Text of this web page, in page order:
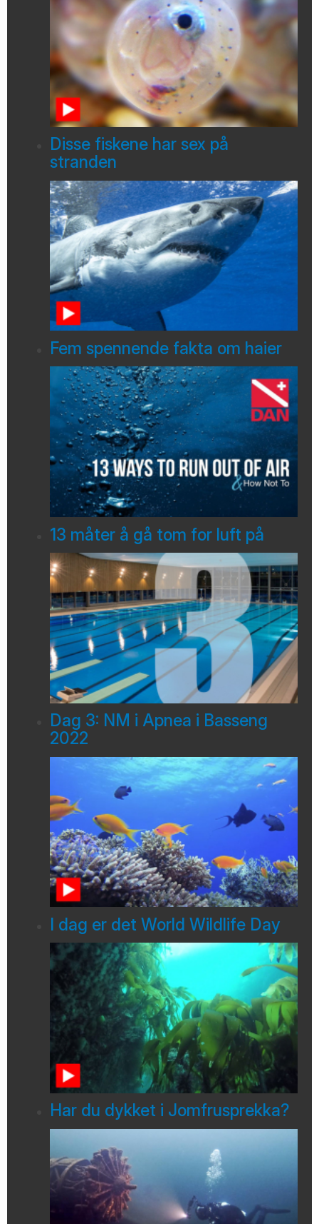
Disse fiskene har sex på
stranden
Fem spennende fakta om haier
13 måter å gå tom for luft på
Dag 3: NM i Apnea i Basseng
2022
I dag er det World Wildlife Day
Har du dykket i Jomfrusprekka?